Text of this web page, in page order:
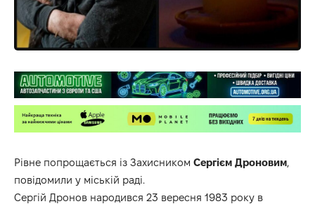
Рівне попрощається із Захисником Сергієм Дроновим,
повідомили у міській раді.
Сергій Дронов народився 23 вересня 1983 року в